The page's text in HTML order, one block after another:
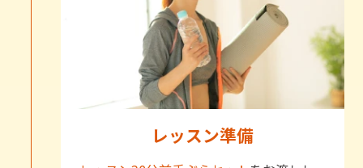
レッスン準備